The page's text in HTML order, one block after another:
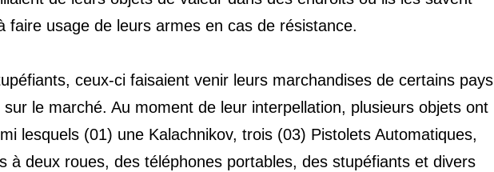
faire usage de leurs armes en cas de résistance.
ceux-ci faisaient venir leurs marchandises de certains pays
le marché. Au moment de leur interpellation, plusieurs objets ont
lesquels (01) une Kalachnikov, trois (03) Pistolets Automatiques,
à deux roues, des téléphones portables, des stupéfiants et divers